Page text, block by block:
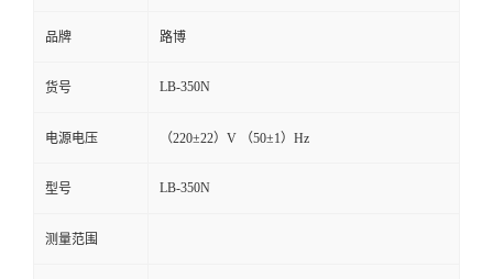
言
品牌 路博
货号 LB-350N
电源电压 （220±22）V （50±1）Hz
型号 LB-350N
测量范围